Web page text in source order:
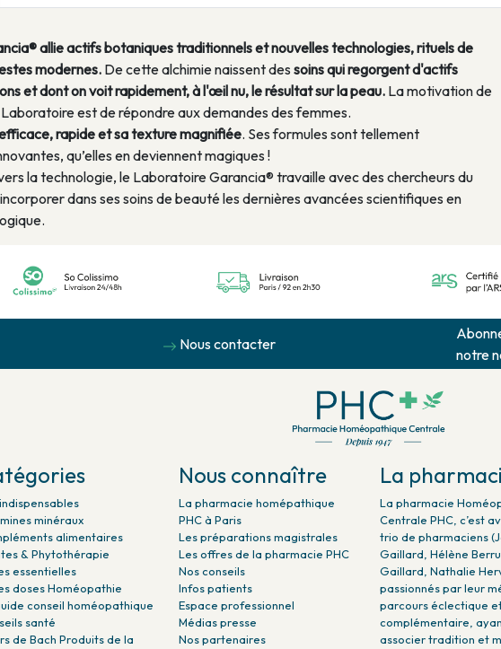
allie actifs botaniques traditionnels et nouvelles technologies, rituels de
modernes. De cette alchimie naissent des soins qui regorgent d'actifs
et dont on voit rapidement, à l'œil nu, le résultat sur la peau. La motivation de
est de répondre aux demandes des femmes.
rapide et sa texture magnifiée. Ses formules sont tellement
qu’elles en deviennent magiques !
la technologie, le Laboratoire Garancia® travaille avec des chercheurs du
dans ses soins de beauté les dernières avancées scientifiques en
Nous contacter
notre
minéraux
alimentaires
& Phytothérapie
essentielles
doses Homéopathie
conseil homéopathique
santé
de Bach Produits de la
Nous connaître
La pharmacie homépathique
PHC à Paris
Les préparations magistrales
Les offres de la pharmacie PHC
Nos conseils
Infos patients
Espace professionnel
Médias presse
Nos partenaires
La
La pharmacie
Centrale PHC, c’est
trio de pharmaciens
Gaillard, Hélène
Gaillard, Nathalie
passionnés par leur
parcours éclectique
complémentaire,
associer tradition et